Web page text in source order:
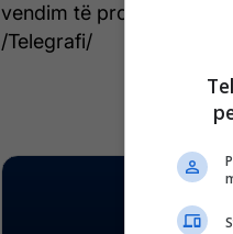
vendim të prokurorit
/Telegrafi/